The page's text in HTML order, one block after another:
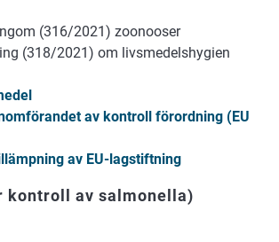
(316/2021) zoonooser
(318/2021) om livsmedelshygien
av kontroll förordning (EU
av EU-lagstiftning
kontroll av salmonella)